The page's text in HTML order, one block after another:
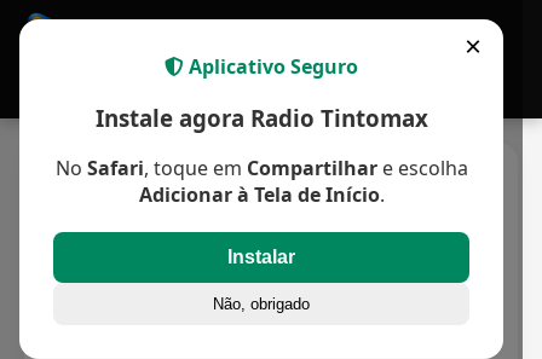
×
Aplicativo Seguro
Instale agora Radio Tintomax
No Safari, toque em Compartilhare escolha
Adicionar à Tela de Início.
Instalar
Não, obrigado